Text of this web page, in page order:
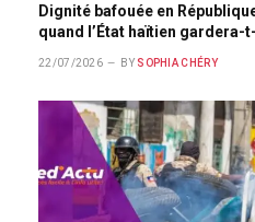
Dignité bafouée en
quand l’État haïtien gardera-
22/07/2026 BY SOPHIA CHÉRY